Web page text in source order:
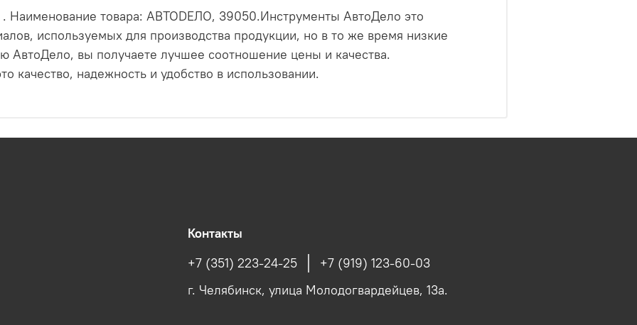
. Наименование товара: АВТОDЕЛО, 39050.Инструменты АвтоДело это
используемых для производства продукции, но в то же время низкие
АвтоДело, вы получаете лучшее соотношение цены и качества.
качество, надежность и удобство в использовании.
Контакты
+7 (351) 223-24-25
+7 (919) 123-60-03
г. Челябинск, улица Молодогвардейцев, 13а.